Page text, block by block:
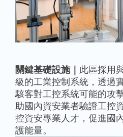
關鍵基礎設施｜ 此區採用
級的工業控制系統，透過
駭客對工控系統可能的攻
助國內資安業者驗證工控
控資安專業人才，促進國
護能量。